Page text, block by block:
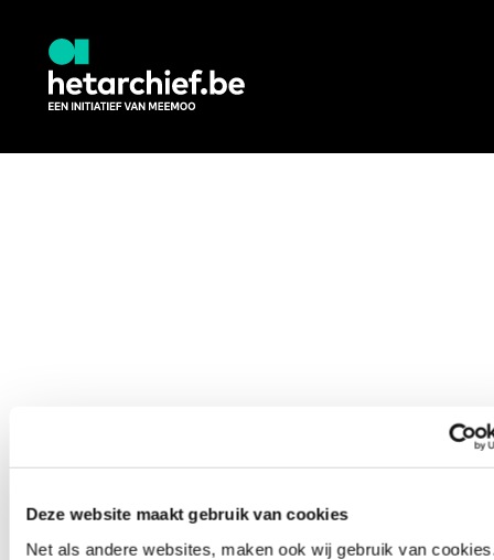
Deze website maakt gebruik van cookies
Net als andere websites, maken ook wij gebruik van